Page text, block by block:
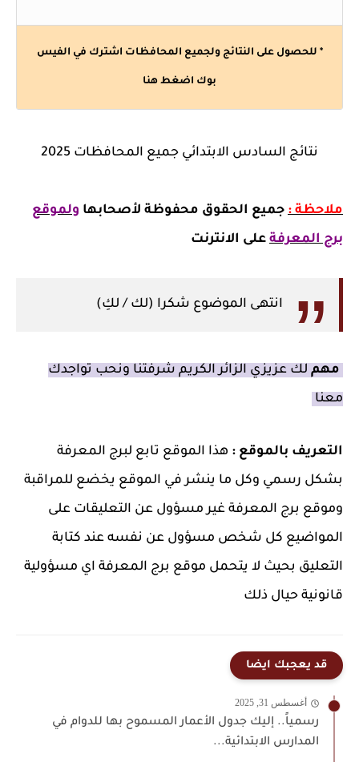
* للحصول على النتائج ولجميع المحافظات اشترك في الفيس
بوك اضغط هنا
نتائج السادس الابتدائي جميع المحافظات 2025
ملاحظة : جميع الحقوق محفوظة لأصحابها ولموقع
برج المعرفة على الانترنت
انتهى الموضوع شكرا (لك / لكِ)
مهم لك عزيزي الزائر الكريم شرفتنا ونحب تواجدك
معنا
التعريف بالموقع : هذا الموقع تابع لبرج المعرفة
بشكل رسمي وكل ما ينشر في الموقع يخضع للمراقبة
وموقع برج المعرفة غير مسؤول عن التعليقات على
المواضيع كل شخص مسؤول عن نفسه عند كتابة
التعليق بحيث لا يتحمل موقع برج المعرفة اي مسؤولية
قانونية حيال ذلك
قد يعجبك ايضا
أغسطس 31, 2025
رسمياً.. إليك جدول الأعمار المسموح بها للدوام في
المدارس الابتدائية...